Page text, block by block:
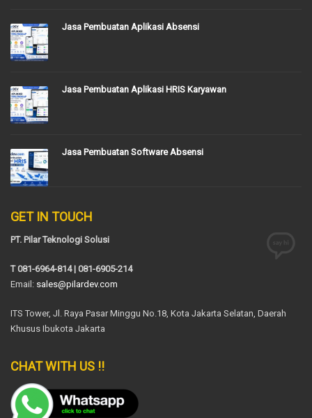
Jasa Pembuatan Aplikasi Absensi
Jasa Pembuatan Aplikasi HRIS Karyawan
Jasa Pembuatan Software Absensi
GET IN TOUCH
PT. Pilar Teknologi Solusi
T 081-6964-814 | 081-6905-214
Email: sales@pilardev.com
ITS Tower, Jl. Raya Pasar Minggu No.18, Kota Jakarta Selatan, Daerah
Khusus Ibukota Jakarta
CHAT WITH US !!